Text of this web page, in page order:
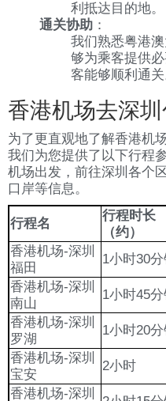
利抵达目的地。
通关协助 ：
我们熟悉粤港
够为乘客提供
客能够顺利通关
香港机场去深
为了更直观地了解香港机
我们为您提供了以下行程
机场出发，前往深圳各个
口岸等信息。
行程名
行程时长
（约）
香港机场-深圳
福田
1小时30分
香港机场-深圳
南山
1小时45分
香港机场-深圳
罗湖
1小时20分
香港机场-深圳
宝安
2小时
香港机场-深圳